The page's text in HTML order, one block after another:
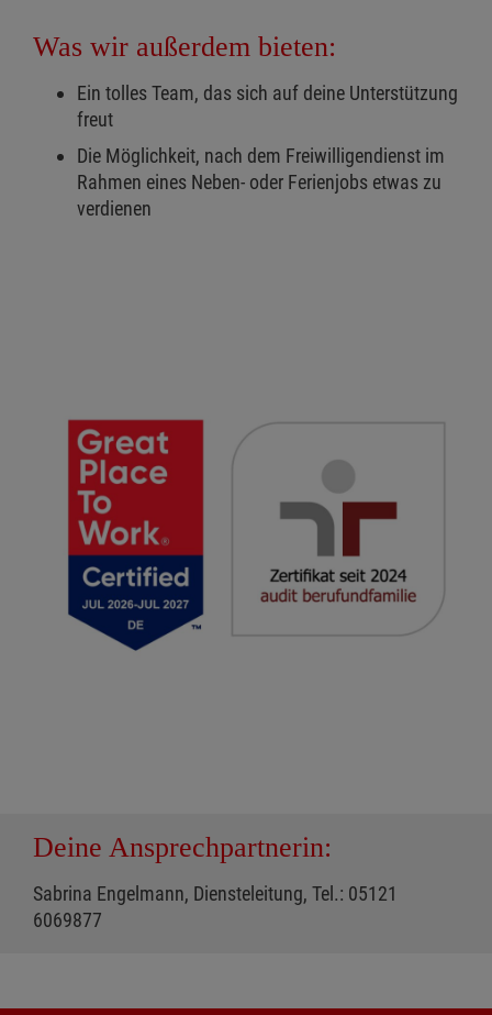
Was wir außerdem bieten:
Ein tolles Team, das sich auf deine Unterstützung
freut
Die Möglichkeit, nach dem Freiwilligendienst im
Rahmen eines Neben- oder Ferienjobs etwas zu
verdienen
Deine Ansprechpartnerin:
Sabrina Engelmann, Diensteleitung, Tel.: 05121
6069877